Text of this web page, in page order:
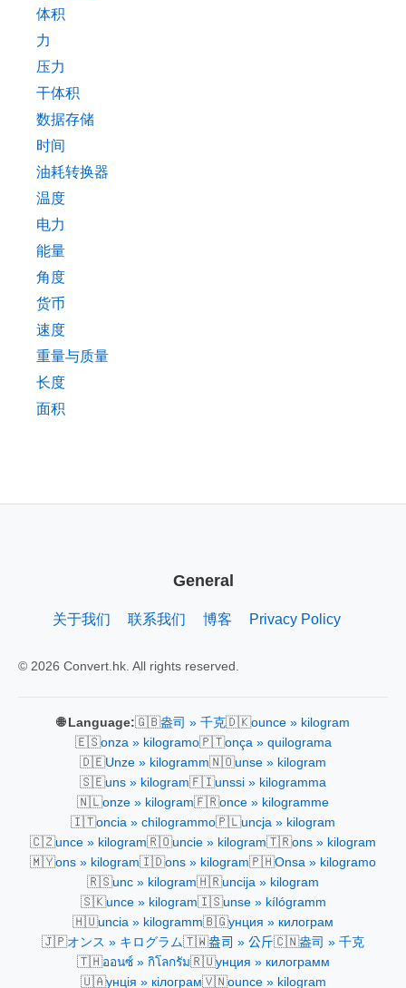
体积
力
压力
干体积
数据存储
时间
油耗转换器
温度
电力
能量
角度
货币
速度
重量与质量
长度
面积
General
关于我们 联系我们 博客 Privacy Policy
© 2026 Convert.hk. All rights reserved.
🌐 Language:🇬🇧盎司 » 千克🇩🇰ounce » kilogram
🇪🇸onza » kilogramo🇵🇹onça » quilograma
🇩🇪Unze » kilogramm🇳🇴unse » kilogram
🇸🇪uns » kilogram🇫🇮unssi » kilogramma
🇳🇱onze » kilogram🇫🇷once » kilogramme
🇮🇹oncia » chilogrammo🇵🇱uncja » kilogram
🇨🇿unce » kilogram🇷🇴uncie » kilogram🇹🇷ons » kilogram
🇲🇾ons » kilogram🇮🇩ons » kilogram🇵🇭Onsa » kilogramo
🇷🇸unc » kilogram🇭🇷uncija » kilogram
🇸🇰unce » kilogram🇮🇸unse » kílógramm
🇭🇺uncia » kilogramm🇧🇬унция » килограм
🇯🇵オンス » キログラム🇹🇼盎司 » 公斤🇨🇳盎司 » 千克
🇹🇭ออนซ์ » กิโลกรัม🇷🇺унция » килограмм
🇺🇦унція » кілограм🇻🇳ounce » kilogram